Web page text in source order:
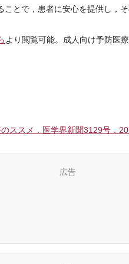
とで，患者に安心を提供し，
より閲覧可能。成人向け予防医
ススメ．医学界新聞3129号．
広告